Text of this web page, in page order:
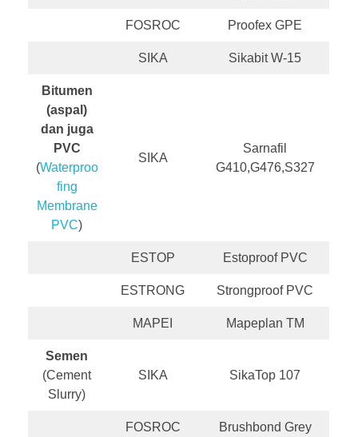
FOSROC Proofex GPE
SIKA Sikabit W-15
Bitumen
(aspal)
dan juga
PVC
(Waterproo
fing
Membrane
PVC)
SIKA
Sarnafil
G410,G476,S327
ESTOP Estoproof PVC
ESTRONG Strongproof PVC
MAPEI Mapeplan TM
Semen
(Cement
Slurry)
SIKA SikaTop 107
FOSROC Brushbond Grey